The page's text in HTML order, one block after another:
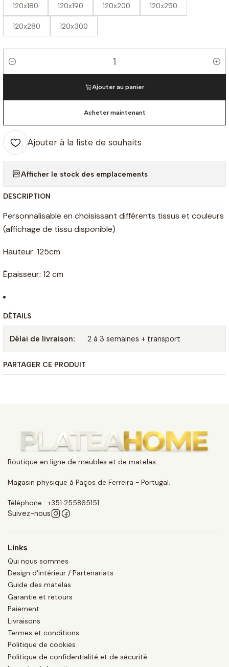
120x180 120x190 120x200 120x250
120x280 120x300
Quantité
Ajouter au panier
Acheter maintenant
Ajouter à la liste de souhaits
Afficher le stock des emplacements
DESCRIPTION
Personnalisable en choisissant différents tissus et couleurs
(affichage de tissu disponible)
Hauteur: 125cm
Épaisseur: 12 cm
DÉTAILS
Délai de livraison: 2 à 3 semaines + transport
PARTAGER CE PRODUIT
Boutique en ligne de meubles et de matelas.
Magasin physique à Paços de Ferreira - Portugal.
Téléphone : +351 255865151
Suivez-nous
Links
Qui nous sommes
Design d'intérieur / Partenariats
Guide des matelas
Garantie et retours
Paiement
Livraisons
Termes et conditions
Politique de cookies
Politique de confidentialité et de sécurité